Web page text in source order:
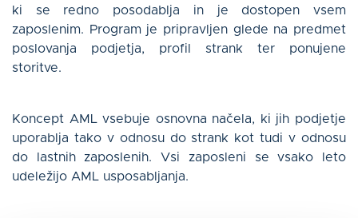
ki se redno posodablja in je dostopen vsem
zaposlenim. Program je pripravljen glede na predmet
poslovanja podjetja, profil strank ter ponujene
storitve.
Koncept AML vsebuje osnovna načela, ki jih podjetje
uporablja tako v odnosu do strank kot tudi v odnosu
do lastnih zaposlenih. Vsi zaposleni se vsako leto
udeležijo AML usposabljanja.